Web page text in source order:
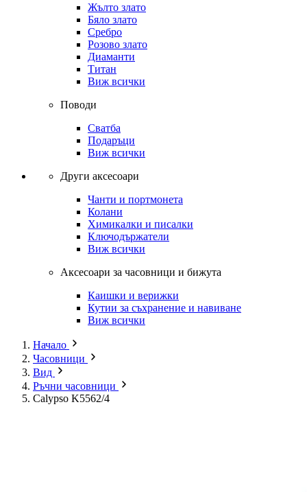
Жълто злато
Бяло злато
Сребро
Розово злато
Диаманти
Титан
Виж всички
Поводи
Сватба
Подаръци
Виж всички
Други аксесоари
Чанти и портмонета
Колани
Химикалки и писалки
Ключодържатели
Виж всички
Аксесоари за часовници и бижута
Каишки и верижки
Кутии за съхранение и навиване
Виж всички
Начало
Часовници
Вид
Ръчни часовници
Calypso K5562/4